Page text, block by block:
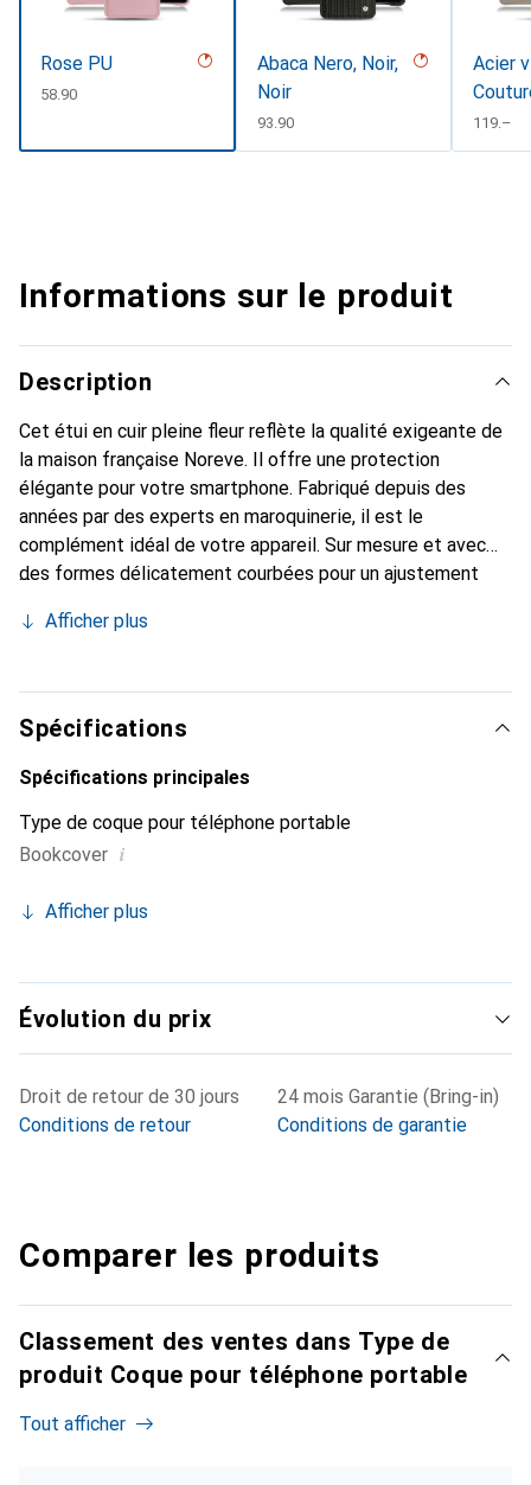
Rose PU
CHF
58.90
Abaca Nero, Noir,
Noir
CHF
93.90
Acier
CHF
119.–
Informations sur le produit
Description
Cet étui en cuir pleine fleur reflète la qualité exigeante de
la maison française Noreve. Il offre une protection
élégante pour votre smartphone. Fabriqué depuis des
années par des experts en maroquinerie, il est le
complément idéal de votre appareil. Sur mesure et avec
des formes délicatement courbées pour un ajustement
smartphone. La marque Noreve est reconnue
reste toujours un excellent choix pour le client exigeant.
Afficher plus
Spécifications
Spécifications principales
Type de coque pour téléphone portable
Bookcover i
Afficher plus
Évolution du prix
Droit de retour de 30 jours
Conditions de retour
24 mois Garantie (Bring-in)
Conditions de garantie
Comparer les produits
Classement des ventes dans Type de
produit Coque pour téléphone portable
Tout afficher